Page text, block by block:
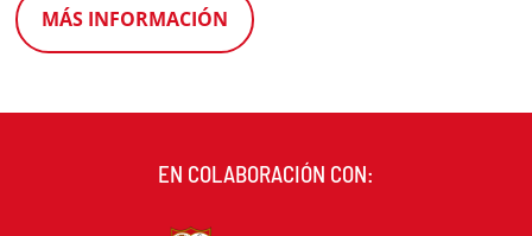
MÁS INFORMACIÓN
EN COLABORACIÓN CON: